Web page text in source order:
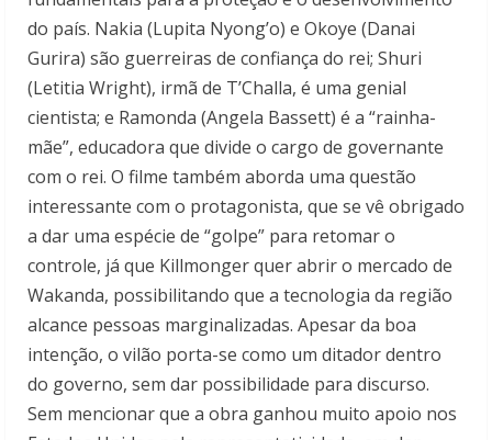
do país. Nakia (Lupita Nyong’o) e Okoye (Danai
Gurira) são guerreiras de confiança do rei; Shuri
(Letitia Wright), irmã de T’Challa, é uma genial
cientista; e Ramonda (Angela Bassett) é a “rainha-
mãe”, educadora que divide o cargo de governante
com o rei. O filme também aborda uma questão
interessante com o protagonista, que se vê obrigado
a dar uma espécie de “golpe” para retomar o
controle, já que Killmonger quer abrir o mercado de
Wakanda, possibilitando que a tecnologia da região
alcance pessoas marginalizadas. Apesar da boa
intenção, o vilão porta-se como um ditador dentro
do governo, sem dar possibilidade para discurso.
Sem mencionar que a obra ganhou muito apoio nos